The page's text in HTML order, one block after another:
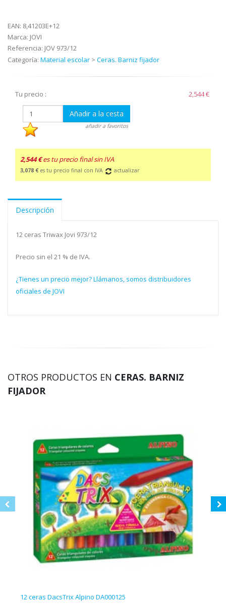
EAN: 8,41203E+12
Marca: JOVI
Referencia: JOV 973/12
Categoría: Material escolar > Ceras. Barniz fijador
Tu precio : 2,544 €
Añadir a la cesta
añadir a favoritos
2,544 € es tu precio final sin IVA
3,078 € es tu precio final con IVA actualizar
Descripción
12 ceras Triwax Jovi 973/12
Precio sin el 21 % de IVA.
¿Tienes un precio mejor? Llámanos, somos distribuidores
oficiales de JOVI
OTROS PRODUCTOS EN CERAS. BARNIZ
FIJADOR
12 ceras DacsTrix Alpino DA000125